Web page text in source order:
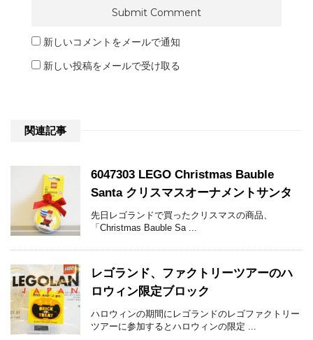
新しいコメントをメールで通知
新しい投稿をメールで受け取る
関連記事
6047303 LEGO Christmas Bauble
Santa クリスマスオーナメントサンタ
先日レゴランドで買ったクリスマスの商品、
「Christmas Bauble Sa ...
レゴランド、ファクトリーツアーのハ
ロウィン限定ブロック
ハロウィンの期間にレゴランドのレゴファクトリー
ツアーに参加するとハロウィンの限定 ...